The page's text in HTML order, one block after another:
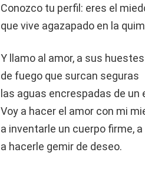
Conozco tu perfil: eres el
que vive agazapado en la
Y llamo al amor, a sus
de fuego que surcan seguras
las aguas encrespadas de un
Voy a hacer el amor con mi
a inventarle un cuerpo firme,
a hacerle gemir de deseo.